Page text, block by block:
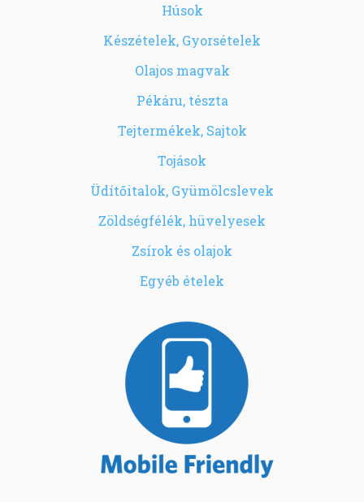
Húsok
Készételek, Gyorsételek
Olajos magvak
Pékáru, tészta
Tejtermékek, Sajtok
Tojások
Üdítőitalok, Gyümölcslevek
Zöldségfélék, hüvelyesek
Zsírok és olajok
Egyéb ételek